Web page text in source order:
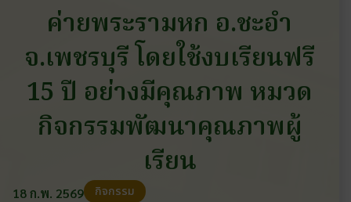
ค่ายพระรามหก อ.ชะอำ
จ.เพชรบุรี โดยใช้งบเรียนฟรี
15 ปี อย่างมีคุณภาพ หมวด
กิจกรรมพัฒนาคุณภาพผู้
เรียน
18 ก.พ. 2569 กิจกรรม